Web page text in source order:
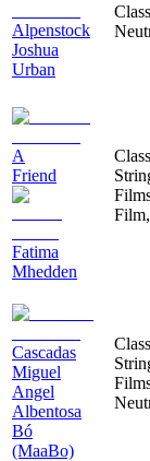
Alpenstock
Joshua
Urban
A
Friend
Fatima
Mhedden
Cascadas
Miguel
Angel
Albentosa
Bó
(MaaBo)